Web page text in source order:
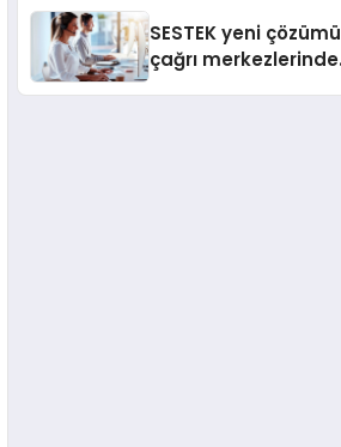
SESTEK yeni
çağrı merkezlerinde